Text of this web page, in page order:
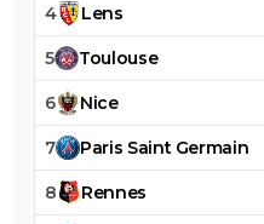
4 Lens
5 Toulouse
6 Nice
7 Paris Saint Germain
8 Rennes